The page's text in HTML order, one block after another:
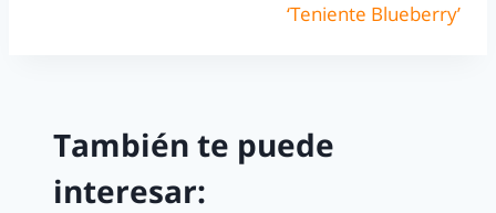
‘Teniente Blueberry’
También te puede
interesar: